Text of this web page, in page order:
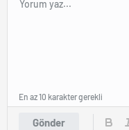
Gönder
En az 10 karakter gerekli